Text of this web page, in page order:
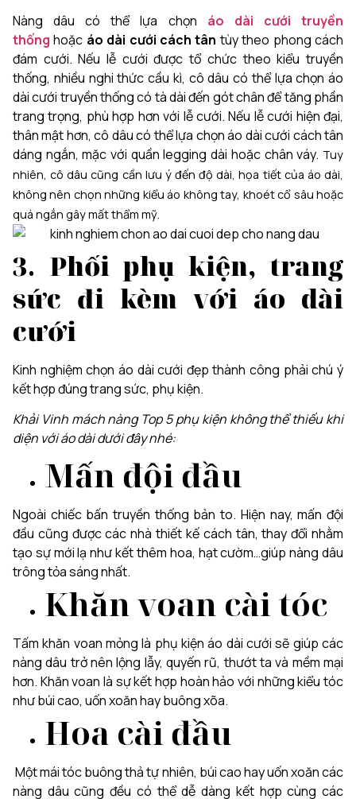
Nàng dâu có thể lựa chọn
áo dài cưới truyền
thống hoặc áo dài cưới cách tân tùy theo phong cách
đám cưới. Nếu lễ cưới được tổ chức theo kiểu truyền
thống, nhiều nghi thức cầu kì, cô dâu có thể lựa chọn áo
dài cưới truyền thống có tà dài đến gót chân để tăng phần
trang trọng, phù hợp hơn với lễ cưới. Nếu lễ cưới hiện đại,
thân mật hơn, cô dâu có thể lựa chọn áo dài cưới cách tân
dáng ngắn, mặc với quần legging dài hoặc chân váy. Tuy
nhiên, cô dâu cũng cần lưu ý đến độ dài, họa tiết của áo dài,
không nên chọn những kiểu áo không tay, khoét cổ sâu hoặc
quá ngắn gây mất thẩm mỹ.
3. Phối phụ kiện, trang
sức đi kèm với áo dài
cưới
Kinh nghiệm chọn áo dài cưới đẹp thành công phải chú ý
kết hợp đúng trang sức, phụ kiện.
Khải Vinh mách nàng Top 5 phụ kiện không thể thiếu khi
diện với áo dài dưới đây nhé:
Mấn đội đầu
Ngoài chiếc bấn truyền thống bản to. Hiện nay, mấn đội
đầu cũng được các nhà thiết kế cách tân, thay đổi nhằm
tạo sự mới lạ như kết thêm hoa, hạt cườm…giúp nàng dâu
trông tỏa sáng nhất.
Khăn voan cài tóc
Tấm khăn voan mỏng là phụ kiện áo dài cưới sẽ giúp các
nàng dâu trở nên lộng lẫy, quyến rũ, thướt ta và mềm mại
hơn. Khăn voan là sự kết hợp hoàn hảo với những kiểu tóc
như búi cao, uốn xoăn hay buông xõa.
Hoa cài đầu
Một mái tóc buông thả tự nhiên, búi cao hay uốn xoăn các
nàng dâu cũng đều có thể dễ dàng kết hợp cùng các